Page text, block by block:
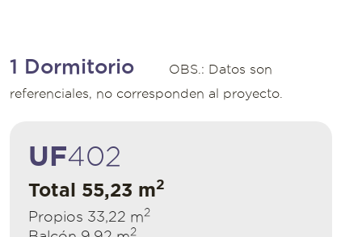
1 Dormitorio
OBS.: Datos son
referenciales, no corresponden al proyecto.
UF402
Total 55,23 m2
Propios 33,22 m2
2